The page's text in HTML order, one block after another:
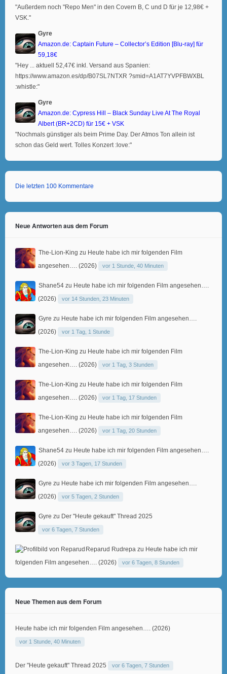
"Außerdem noch "Repo Men" in den Covern B, C und D für je 12,98€ +
VSK."
Gyre
Amazon.de: Captain Future – Collector’s Edition [Blu-ray] für
59,18€
"Hey ... aktuell 52,47€ inkl. Versand aus Spanien:
https://www.amazon.es/dp/B07SL7NTXR ?smid=A1AT7YVPFBWXBL
:whistle:"
Gyre
Amazon.de: Cypress Hill – Black Sunday Live At The Royal
Albert (BR+2CD) für 15€ + VSK
"Nochmals günstiger als beim Prime Day. Der Atmos Ton allein ist
schon das Geld wert. Tolles Konzert :love:"
Die letzten 100 Kommentare
Neue Antworten aus dem Forum
The-Lion-King zu Heute habe ich mir folgenden Film
angesehen…. (2026)
vor 1 Stunde, 40 Minuten
Shane54 zu Heute habe ich mir folgenden Film angesehen….
(2026)
vor 14 Stunden, 23 Minuten
Gyre zu Heute habe ich mir folgenden Film angesehen….
(2026)
vor 1 Tag, 1 Stunde
The-Lion-King zu Heute habe ich mir folgenden Film
angesehen…. (2026)
vor 1 Tag, 3 Stunden
The-Lion-King zu Heute habe ich mir folgenden Film
angesehen…. (2026)
vor 1 Tag, 17 Stunden
The-Lion-King zu Heute habe ich mir folgenden Film
angesehen…. (2026)
vor 1 Tag, 20 Stunden
Shane54 zu Heute habe ich mir folgenden Film angesehen….
(2026)
vor 3 Tagen, 17 Stunden
Gyre zu Heute habe ich mir folgenden Film angesehen….
(2026)
vor 5 Tagen, 2 Stunden
Gyre zu Der "Heute gekauft" Thread 2025
vor 6 Tagen, 7 Stunden
Reparud Rudrepa zu Heute habe ich mir
folgenden Film angesehen…. (2026)
vor 6 Tagen, 8 Stunden
Neue Themen aus dem Forum
Heute habe ich mir folgenden Film angesehen…. (2026)
vor 1 Stunde, 40 Minuten
Der "Heute gekauft" Thread 2025 vor 6 Tagen, 7 Stunden